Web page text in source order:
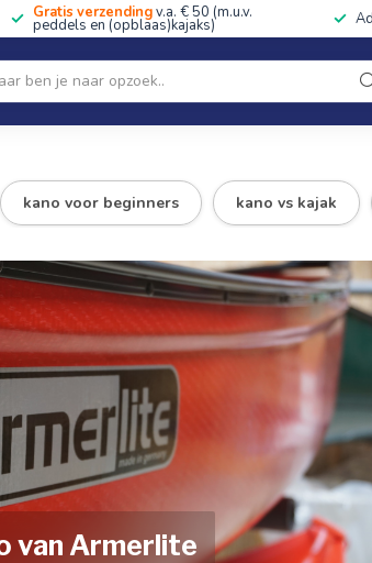
Gratis verzendingv.a. € 50 (m.u.v.
peddels en (opblaas)kajaks)
SUP's Peddels Kleding Uitrusting
kano voor beginners kano vs kajak
van Armerlite